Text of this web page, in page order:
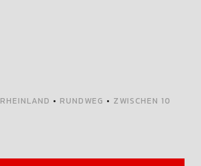
RHEINLAND • RUNDWEG • ZWISCHEN 10